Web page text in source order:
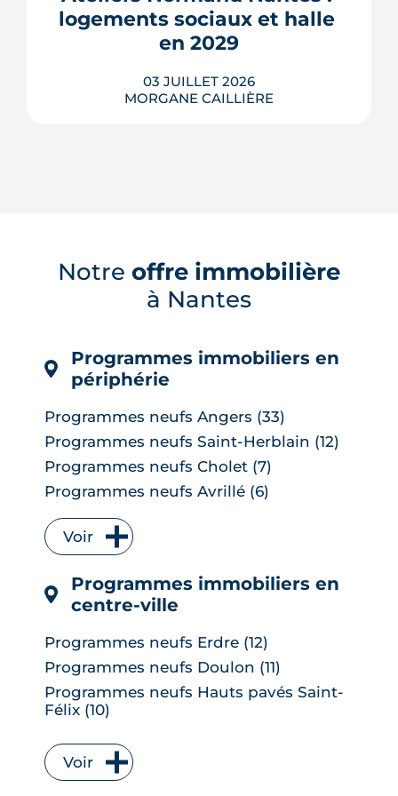
Julien| le 23 Janvier 2025
Tour d'horizon de dix réalisations qui
affrontent l'été sans climatisation, de ...
LIRE L'ARTICLE
logements sociaux et halle
en 2029
03 JUILLET 2026
MORGANE CAILLIÈRE
et placette arborée. Livraison annoncée
en 2029.
LIRE L'ARTICLE
Notre offre immobilière
à Nantes
Programmes immobiliers en
périphérie
Programmes neufs Angers (33)
Programmes neufs Saint-Herblain (12)
Programmes neufs Cholet (7)
Programmes neufs Avrillé (6)
Programmes neufs La Chapelle-sur-
Erdre (6)
Programmes neufs Les Herbiers (4)
Programmes neufs Orvault (4)
Programmes neufs Saint-Sébastien-
Programmes neufs Vertou (4)
Programmes neufs Carquefou (3)
Programmes neufs Les Ponts-de-Cé (3)
Programmes neufs Basse-Goulaine (2)
Programmes neufs Bouguenais (2)
Voir
Programmes immobiliers en
centre-ville
Programmes neufs Erdre (12)
Programmes neufs Doulon (11)
Programmes neufs Hauts pavés Saint-
Félix (10)
Programmes neufs Zola (6)
Programmes neufs Île Beaulieu (6)
Voir